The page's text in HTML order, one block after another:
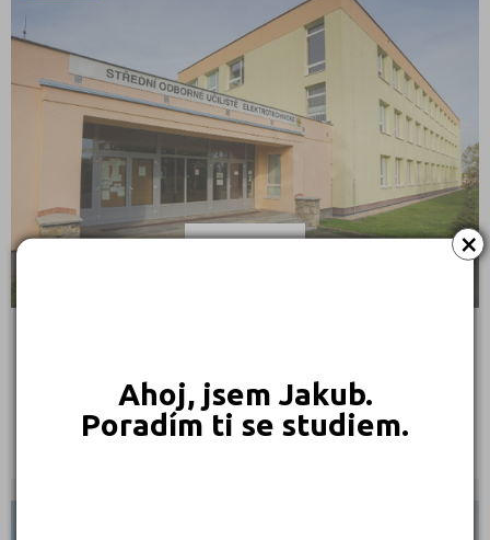
×
Ahoj, jsem Jakub.
Poradím ti se studiem.
Vejprnická 56
Vejprnická 56, 31800 Plzeň